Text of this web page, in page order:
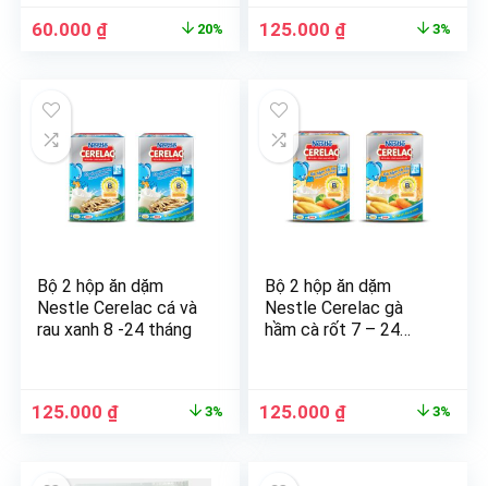
60.000 ₫ 20% 125.000 ₫ 3%
Bộ 2 hộp ăn dặm
Nestle Cerelac cá và
rau xanh 8 -24 tháng
125.000 ₫ 3%
Bộ 2 hộp ăn dặm
Nestle Cerelac gà
hầm cà rốt 7 – 24
125.000 ₫ 3%